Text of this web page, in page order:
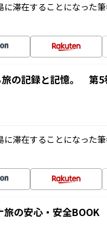
滞在することになった
の記録と記憶。 第5
滞在することになった
の安心・安全BOOK